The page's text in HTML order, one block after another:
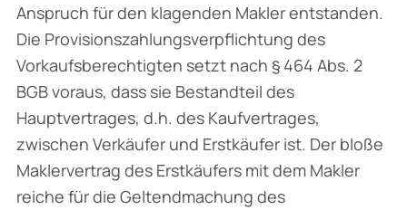
Anspruch für den klagenden Makler entstanden.
Die Provisionszahlungsverpflichtung des
Vorkaufsberechtigten setzt nach § 464 Abs. 2
BGB voraus, dass sie Bestandteil des
Hauptvertrages, d.h. des Kaufvertrages,
zwischen Verkäufer und Erstkäufer ist. Der bloße
Maklervertrag des Erstkäufers mit dem Makler
reiche für die Geltendmachung des